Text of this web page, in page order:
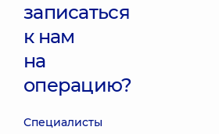
записаться
к нам
на
операцию?
Специалисты